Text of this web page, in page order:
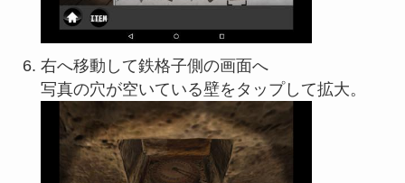
右へ移動して鉄格子側の画面へ
写真の穴が空いている壁をタップして拡大。